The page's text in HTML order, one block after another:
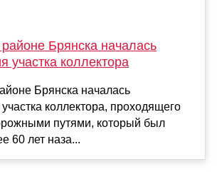
Брянска началась
участка коллектора
Брянска началась
коллектора, проходящего
путями, который был
60 лет наза...